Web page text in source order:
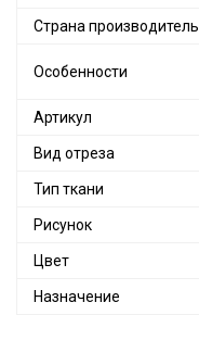
Страна производитель
Особенности
Артикул
Вид отреза
Тип ткани
Рисунок
Цвет
Назначение